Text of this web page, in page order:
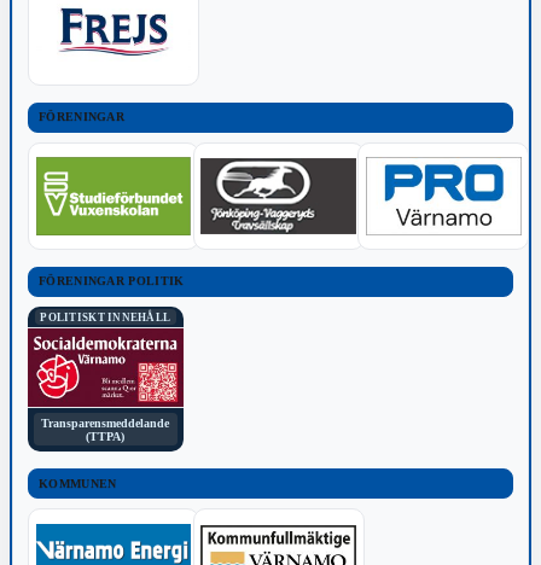
FÖRENINGAR
FÖRENINGAR POLITIK
POLITISKT INNEHÅLL
Transparensmeddelande
(TTPA)
KOMMUNEN